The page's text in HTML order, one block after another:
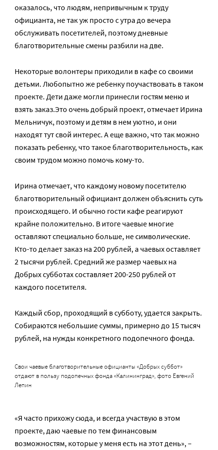
оказалось, что людям, непривычным к труду
официанта, не так уж просто с утра до вечера
обслуживать посетителей, поэтому дневные
благотворительные смены разбили на две.
Некоторые волонтеры приходили в кафе со своими
детьми. Любопытно же ребенку поучаствовать в таком
проекте. Дети даже могли принесли гостям меню и
взять заказ.Это очень добрый проект, отмечает Ирина
Мельничук, поэтому и детям в нем уютно, и они
находят тут свой интерес. А еще важно, что так можно
показать ребенку, что такое благотворительность, как
своим трудом можно помочь кому-то.
Ирина отмечает, что каждому новому посетителю
благотворительный официант должен объяснить суть
происходящего. И обычно гости кафе реагируют
крайне положительно. В итоге чаевые многие
оставляют специально больше, не символические.
Кто-то делает заказ на 200 рублей, а чаевых оставляет
2 тысячи рублей. Средний же размер чаевых на
Добрых субботах составляет 200-250 рублей от
каждого посетителя.
Каждый сбор, проходящий в субботу, удается закрыть.
Собираются небольшие суммы, примерно до 15 тысяч
рублей, на нужды конкретного подопечного фонда.
Свои чаевые благотворительные официанты «Добрых суббот»
отдают в пользу подопечных фонда «Калининград», фото Евгений
Лепин
«Я часто прихожу сюда, и всегда участвую в этом
проекте, даю чаевые по тем финансовым
возможностям, которые у меня есть на этот день», –